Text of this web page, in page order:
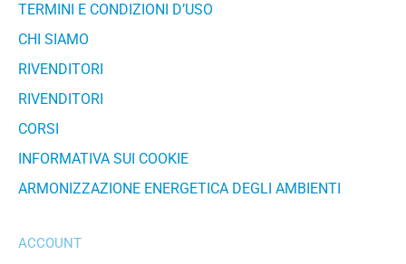
TERMINI E CONDIZIONI D’USO
CHI SIAMO
RIVENDITORI
RIVENDITORI
CORSI
INFORMATIVA SUI COOKIE
ARMONIZZAZIONE ENERGETICA DEGLI AMBIENTI
ACCOUNT